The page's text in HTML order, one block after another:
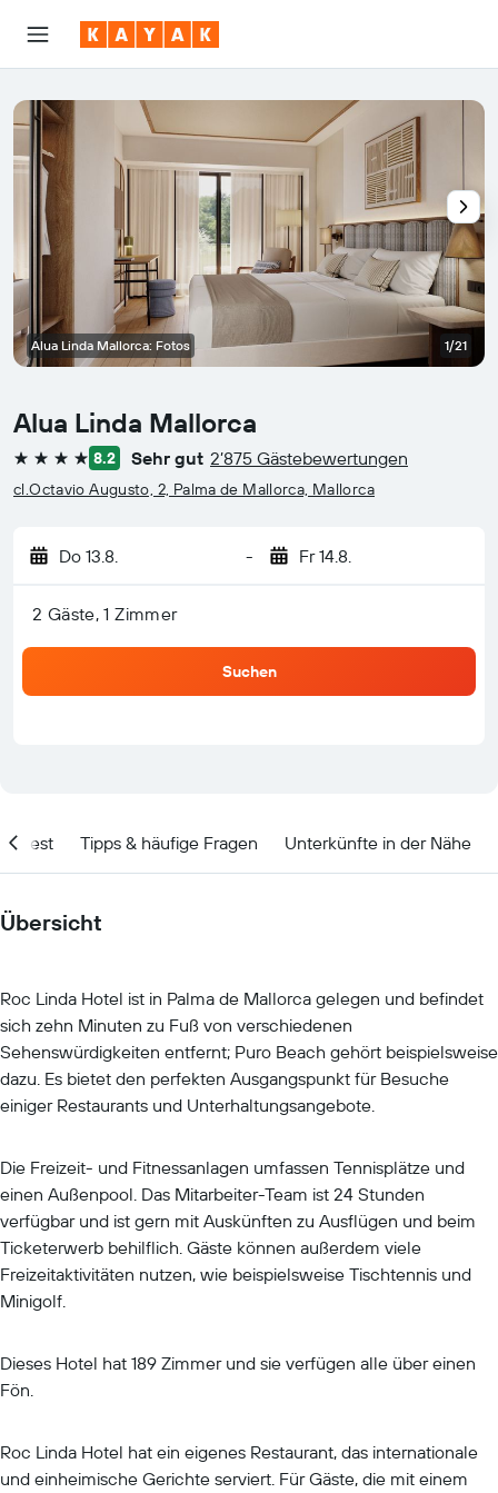
Alua Linda Mallorca
4 Sterne 8.2 Sehr gut 2’875 Gästebewertungen
cl.Octavio Augusto, 2, Palma de Mallorca, Mallorca
Do 13.8. - Fr 14.8.
2 Gäste, 1 Zimmer
Suchen
Alua Linda Mallorca: Fotos 1/21
Tipps & häufige Fragen Unterkünfte in der Nähe
Übersicht
Roc Linda Hotel ist in Palma de Mallorca gelegen und befindet
sich zehn Minuten zu Fuß von verschiedenen
Sehenswürdigkeiten entfernt; Puro Beach gehört beispielsweise
dazu. Es bietet den perfekten Ausgangspunkt für Besuche
einiger Restaurants und Unterhaltungsangebote.
Die Freizeit- und Fitnessanlagen umfassen Tennisplätze und
einen Außenpool. Das Mitarbeiter-Team ist 24 Stunden
verfügbar und ist gern mit Auskünften zu Ausflügen und beim
Ticketerwerb behilflich. Gäste können außerdem viele
Freizeitaktivitäten nutzen, wie beispielsweise Tischtennis und
Minigolf.
Dieses Hotel hat 189 Zimmer und sie verfügen alle über einen
Fön.
Roc Linda Hotel hat ein eigenes Restaurant, das internationale
und einheimische Gerichte serviert. Für Gäste, die mit einem